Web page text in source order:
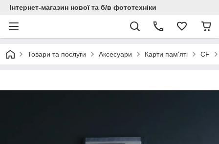
Інтернет-магазин нової та б/в фототехніки
Товари та послуги Аксесуари Карти пам'яті CF